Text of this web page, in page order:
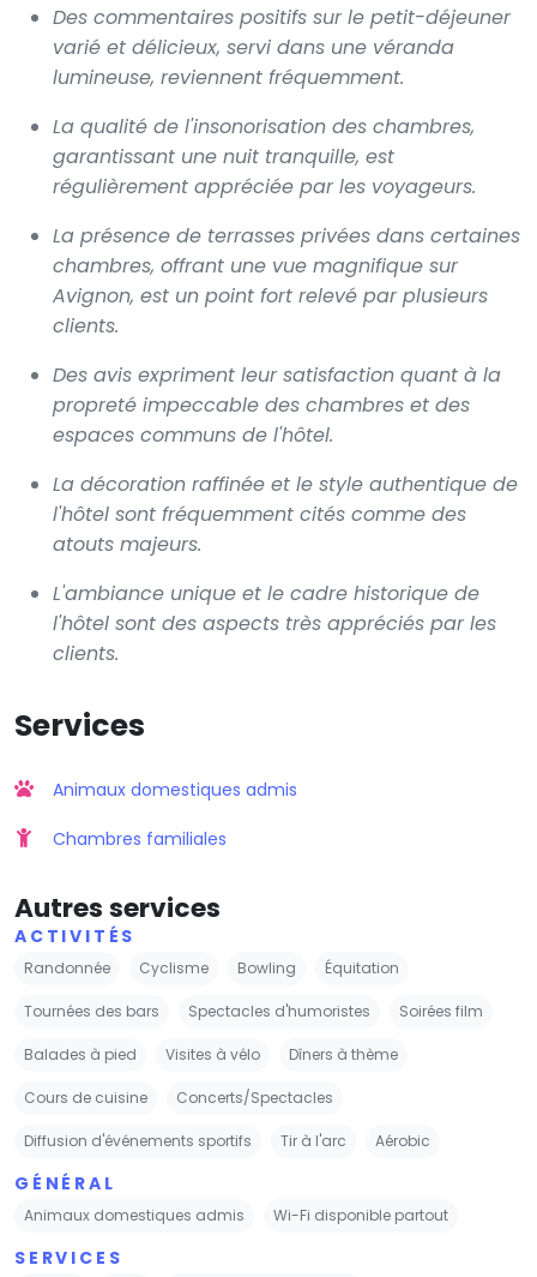
Des commentaires positifs sur le petit-déjeuner
varié et délicieux, servi dans une véranda
lumineuse, reviennent fréquemment.
La qualité de l'insonorisation des chambres,
garantissant une nuit tranquille, est
régulièrement appréciée par les voyageurs.
La présence de terrasses privées dans certaines
chambres, offrant une vue magnifique sur
Avignon, est un point fort relevé par plusieurs
clients.
Des avis expriment leur satisfaction quant à la
propreté impeccable des chambres et des
espaces communs de l'hôtel.
La décoration raffinée et le style authentique de
l'hôtel sont fréquemment cités comme des
atouts majeurs.
L'ambiance unique et le cadre historique de
l'hôtel sont des aspects très appréciés par les
clients.
Services
Animaux domestiques admis
Chambres familiales
Autres services
ACTIVITÉS
Randonnée Cyclisme Bowling Équitation
Tournées des bars Spectacles d'humoristes Soirées film
Balades à pied Visites à vélo Dîners à thème
Cours de cuisine Concerts/Spectacles
Diffusion d'événements sportifs Tir à l'arc Aérobic
GÉNÉRAL
Animaux domestiques admis Wi-Fi disponible partout
SERVICES